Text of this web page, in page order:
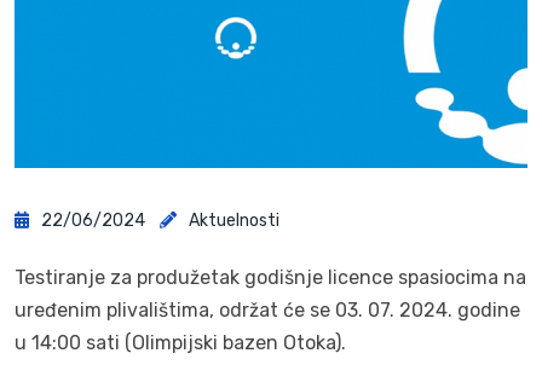
22/06/2024 Aktuelnosti
Testiranje za produžetak godišnje licence spasiocima na
uređenim plivalištima, održat će se 03. 07. 2024. godine
u 14:00 sati (Olimpijski bazen Otoka).